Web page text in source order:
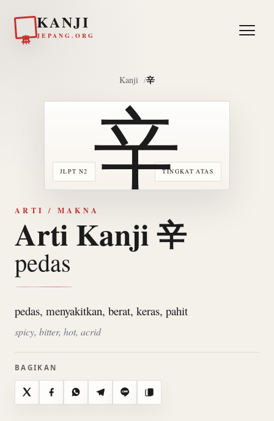
KANJI
JEPANG.ORG
Kanji 辛
JLPT N2 TINGKAT ATAS
辛
ARTI / MAKNA
Arti Kanji 辛
pedas
pedas, menyakitkan, berat, keras, pahit
spicy, bitter, hot, acrid
BAGIKAN
X FacebookWhatsAppTelegramLine Salin